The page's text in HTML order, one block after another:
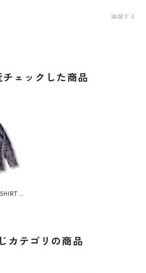
通報する
チェックした商品
b
カテゴリの商品